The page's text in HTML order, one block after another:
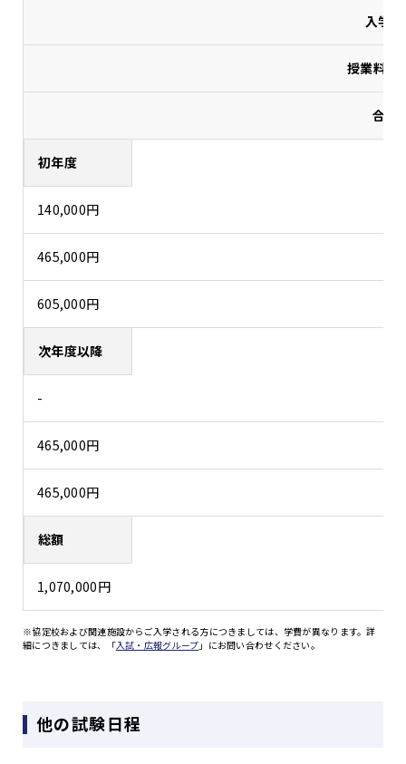
入学金
授業料(
合計
初年度
140,000円
465,000円
605,000円
次年度以降
-
465,000円
465,000円
総額
1,070,000円
※協定校および関連施設からご入学される方につきましては、学費が異なります。詳
細につきましては、「入試・広報グループ 」にお問い合わせください。
他の試験日程